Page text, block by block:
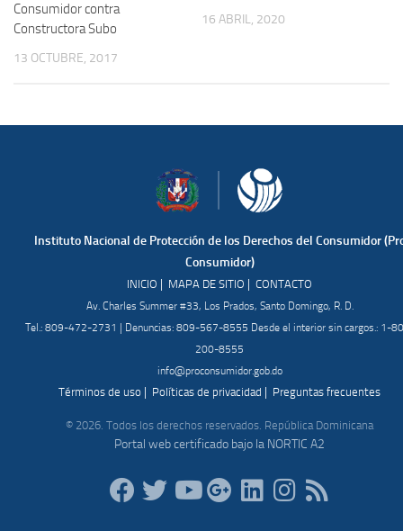
Consumidor contra
Constructora Subo
13 OCTUBRE, 2017
16 ABRIL, 2020
Instituto Nacional de Protección de los Derechos del Consumidor
Consumidor)
INICIO | MAPA DE SITIO | CONTACTO
Av. Charles Summer #33, Los Prados, Santo Domingo, R. D.
Tel.: 809-472-2731 | Denuncias: 809-567-8555 Desde el interior sin cargos.: 1-
200-8555
info@proconsumidor.gob.do
Términos de uso | Políticas de privacidad | Preguntas frecuentes
© 2026. Todos los derechos reservados. República Dominicana
Portal web certificado bajo la NORTIC A2